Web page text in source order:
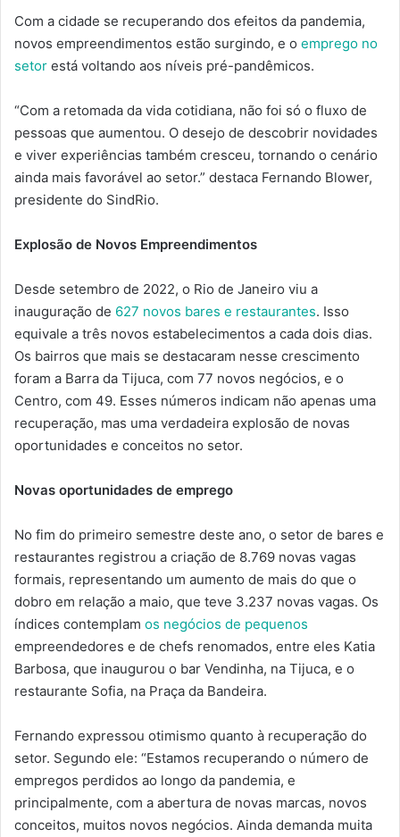
Com a cidade se recuperando dos efeitos da pandemia,
novos empreendimentos estão surgindo, e o emprego no
setor está voltando aos níveis pré-pandêmicos.
“Com a retomada da vida cotidiana, não foi só o fluxo de
pessoas que aumentou. O desejo de descobrir novidades
e viver experiências também cresceu, tornando o cenário
ainda mais favorável ao setor.” destaca Fernando Blower,
presidente do SindRio.
Explosão de Novos Empreendimentos
Desde setembro de 2022, o Rio de Janeiro viu a
inauguração de 627 novos bares e restaurantes. Isso
equivale a três novos estabelecimentos a cada dois dias.
Os bairros que mais se destacaram nesse crescimento
foram a Barra da Tijuca, com 77 novos negócios, e o
Centro, com 49. Esses números indicam não apenas uma
recuperação, mas uma verdadeira explosão de novas
oportunidades e conceitos no setor.
Novas oportunidades de emprego
No fim do primeiro semestre deste ano, o setor de bares e
restaurantes registrou a criação de 8.769 novas vagas
formais, representando um aumento de mais do que o
dobro em relação a maio, que teve 3.237 novas vagas. Os
índices contemplam os negócios de pequenos
empreendedores e de chefs renomados, entre eles Katia
Barbosa, que inaugurou o bar Vendinha, na Tijuca, e o
restaurante Sofia, na Praça da Bandeira.
Fernando expressou otimismo quanto à recuperação do
setor. Segundo ele: “Estamos recuperando o número de
empregos perdidos ao longo da pandemia, e
principalmente, com a abertura de novas marcas, novos
conceitos, muitos novos negócios. Ainda demanda muita